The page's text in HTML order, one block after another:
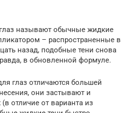
называют обычные жидкие
– распространенные в
назад, подобные тени снова
в обновленной формуле.
глаз отличаются большей
они застывают и
отличие от варианта из